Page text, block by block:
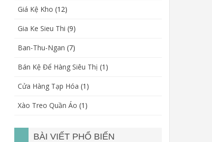
Giá Kệ Kho (12)
Gia Ke Sieu Thi (9)
Ban-Thu-Ngan (7)
Bán Kệ Để Hàng Siêu Thị (1)
Cửa Hàng Tạp Hóa (1)
Xào Treo Quần Áo (1)
BÀI VIẾT PHỔ BIẾN